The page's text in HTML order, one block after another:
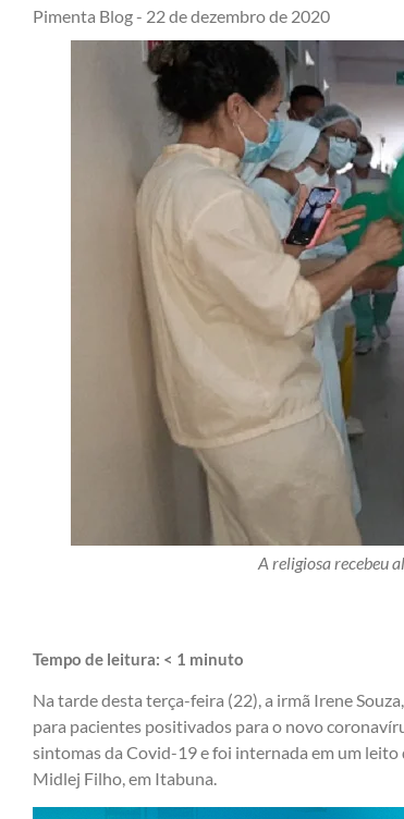
Pimenta Blog - 22 de dezembro de 2020
A religiosa recebeu
Tempo de leitura: < 1 minuto
Na tarde desta terça-feira (22), a irmã Irene
para pacientes positivados para o novo
sintomas da Covid-19 e foi internada em um
Midlej Filho, em Itabuna.